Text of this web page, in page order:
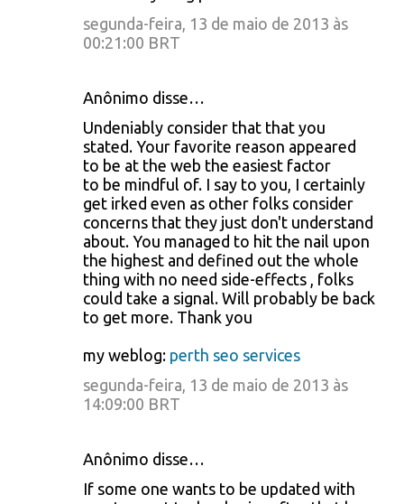
segunda-feira, 13 de maio de 2013 às
00:21:00 BRT
Anônimo disse…
Undeniably consider that that you
stated. Your favorite reason appeared
to be at the web the easiest factor
to be mindful of. I say to you, I certainly
get irked even as other folks consider
concerns that they just don't understand
about. You managed to hit the nail upon
the highest and defined out the whole
thing with no need side-effects , folks
could take a signal. Will probably be back
to get more. Thank you
my weblog: perth seo services
segunda-feira, 13 de maio de 2013 às
14:09:00 BRT
Anônimo disse…
If some one wants to be updated with